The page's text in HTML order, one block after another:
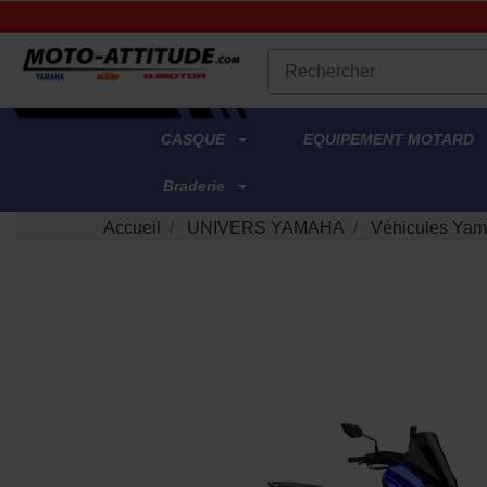
.
CASQUE EQUIPEMENT MOTARD
Braderie
Accueil UNIVERS YAMAHA Véhicules